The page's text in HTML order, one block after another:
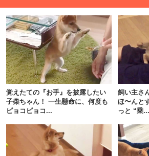
覚えたての『お手』を披露したい
子柴ちゃん！ 一生懸命に、何度も
ピョコピョコ...
飼い主さ
ほ〜んと
っと “乗...
アプリで開く